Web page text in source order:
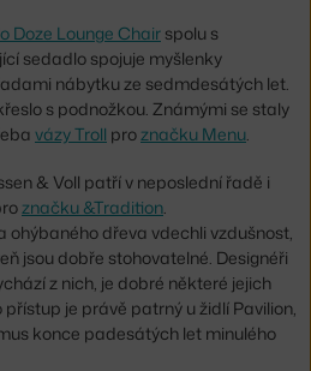
Doze Lounge Chair spolu s
sedadlo spojuje myšlenky
nábytku ze sedmdesátých let.
s podnožkou. Známými se staly
vázy Troll proznačku Menu.
& Voll patří v neposlední řadě i
značku &Tradition
dřeva vdechli vzdušnost,
jsou dobře stohovatelné. Designéři
z nich, je dobré některé jejich
je právě patrný u židlí Pavilion,
konce padesátých let minulého